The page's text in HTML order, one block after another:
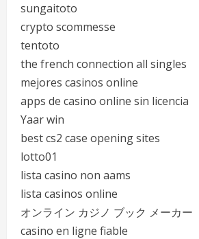
sungaitoto
crypto scommesse
tentoto
the french connection all singles
mejores casinos online
apps de casino online sin licencia
Yaar win
best cs2 case opening sites
lotto01
lista casino non aams
lista casinos online
オンライン カジノ ブック メーカー
casino en ligne fiable